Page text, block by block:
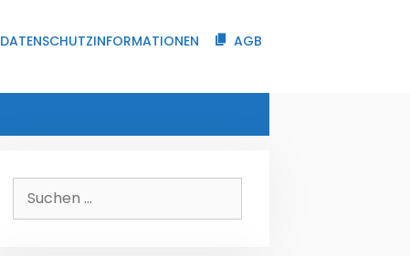
DATENSCHUTZINFORMATIONEN AGB
Suchen
nach: